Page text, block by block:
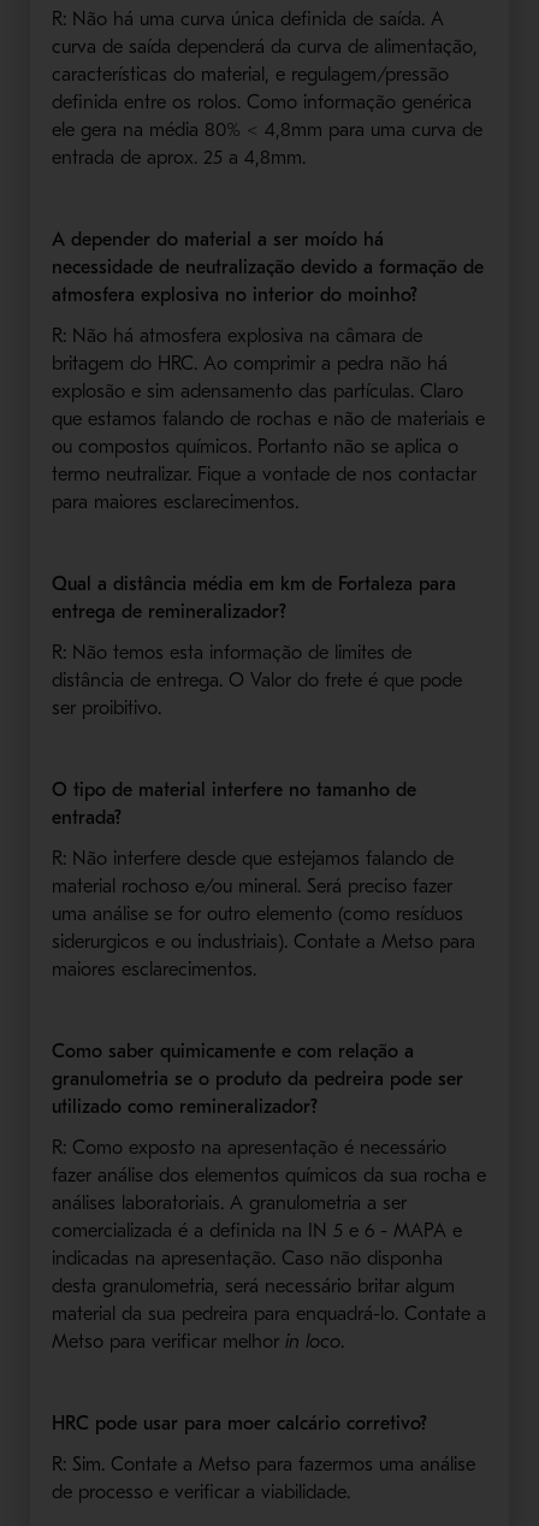
R: Não há uma curva única definida de saída. A
curva de saída dependerá da curva de alimentação,
características do material, e regulagem/pressão
definida entre os rolos. Como informação genérica
ele gera na média 80% < 4,8mm para uma curva de
entrada de aprox. 25 a 4,8mm.
A depender do material a ser moído há
necessidade de neutralização devido a formação de
atmosfera explosiva no interior do moinho?
R: Não há atmosfera explosiva na câmara de
britagem do HRC. Ao comprimir a pedra não há
explosão e sim adensamento das partículas. Claro
que estamos falando de rochas e não de materiais e
ou compostos químicos. Portanto não se aplica o
termo neutralizar. Fique a vontade de nos contactar
para maiores esclarecimentos.
Qual a distância média em km de Fortaleza para
entrega de remineralizador?
R: Não temos esta informação de limites de
distância de entrega. O Valor do frete é que pode
ser proibitivo.
O tipo de material interfere no tamanho de
entrada?
R: Não interfere desde que estejamos falando de
material rochoso e/ou mineral. Será preciso fazer
uma análise se for outro elemento (como resíduos
siderurgicos e ou industriais). Contate a Metso para
maiores esclarecimentos.
Como saber quimicamente e com relação a
granulometria se o produto da pedreira pode ser
utilizado como remineralizador?
R: Como exposto na apresentação é necessário
fazer análise dos elementos químicos da sua rocha e
análises laboratoriais. A granulometria a ser
comercializada é a definida na IN 5 e 6 - MAPA e
indicadas na apresentação. Caso não disponha
desta granulometria, será necessário britar algum
material da sua pedreira para enquadrá-lo. Contate a
Metso para verificar melhor in loco.
HRC pode usar para moer calcário corretivo?
R: Sim. Contate a Metso para fazermos uma análise
de processo e verificar a viabilidade.